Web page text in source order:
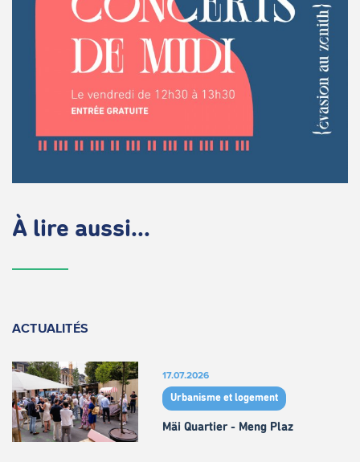
À lire aussi...
ACTUALITÉS
17.07.2026
Urbanisme et logement
Mäi Quartier - Meng Plaz